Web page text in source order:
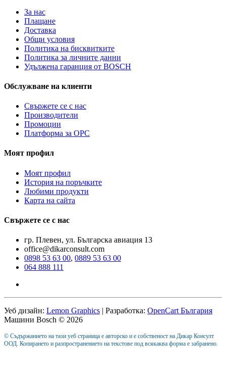
За нас
Плащане
Доставка
Общи условия
Политика на бисквитките
Политика за личните данни
Удължена гаранция от BOSCH
Обслужване на клиенти
Свържете се с нас
Производители
Промоции
Платформа за ОРС
Моят профил
Моят профил
История на поръчките
Любими продукти
Карта на сайта
Свържете се с нас
гр. Плевен, ул. Българска авиация 13
office@dikarconsult.com
0898 53 63 00, 0889 53 63 00
064 888 111
Уеб дизайн: Lemon Graphics | Разработка: OpenCart България
Машини Bosch © 2026
© Съдържанието на тази уеб страница е авторско и е собственост на Дикар Консулт
ООД. Копирането и разпространението на текстове под всякаква форма е забранено.